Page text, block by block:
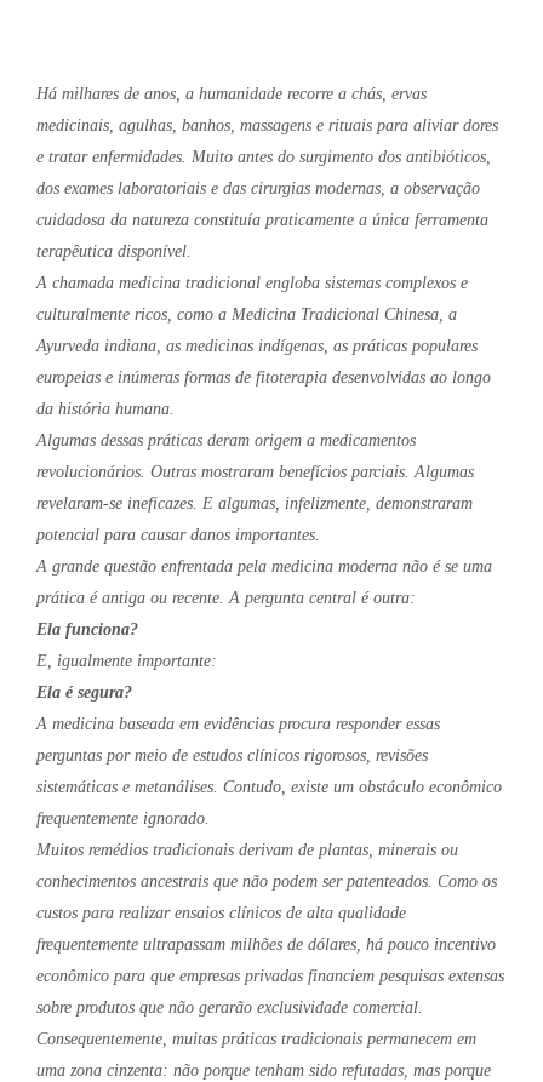
Há milhares de anos, a humanidade recorre a chás, ervas
medicinais, agulhas, banhos, massagens e rituais para aliviar dores
e tratar enfermidades. Muito antes do surgimento dos antibióticos,
dos exames laboratoriais e das cirurgias modernas, a observação
cuidadosa da natureza constituía praticamente a única ferramenta
terapêutica disponível.
A chamada medicina tradicional engloba sistemas complexos e
culturalmente ricos, como a Medicina Tradicional Chinesa, a
Ayurveda indiana, as medicinas indígenas, as práticas populares
europeias e inúmeras formas de fitoterapia desenvolvidas ao longo
da história humana.
Algumas dessas práticas deram origem a medicamentos
revolucionários. Outras mostraram benefícios parciais. Algumas
revelaram-se ineficazes. E algumas, infelizmente, demonstraram
potencial para causar danos importantes.
A grande questão enfrentada pela medicina moderna não é se uma
prática é antiga ou recente. A pergunta central é outra:
Ela funciona?
E, igualmente importante:
Ela é segura?
A medicina baseada em evidências procura responder essas
perguntas por meio de estudos clínicos rigorosos, revisões
sistemáticas e metanálises. Contudo, existe um obstáculo econômico
frequentemente ignorado.
Muitos remédios tradicionais derivam de plantas, minerais ou
conhecimentos ancestrais que não podem ser patenteados. Como os
custos para realizar ensaios clínicos de alta qualidade
frequentemente ultrapassam milhões de dólares, há pouco incentivo
econômico para que empresas privadas financiem pesquisas extensas
sobre produtos que não gerarão exclusividade comercial.
Consequentemente, muitas práticas tradicionais permanecem em
uma zona cinzenta: não porque tenham sido refutadas, mas porque